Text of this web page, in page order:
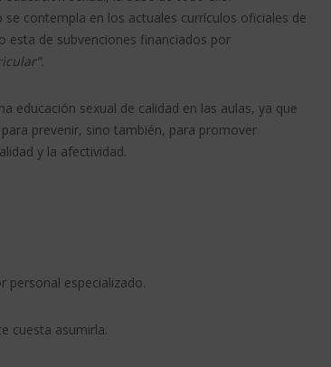
contempla en los actuales currículos oficiales de
esta de subvenciones financiados por
educación sexual de calidad en las aulas, ya que
prevenir, sino también, para promover
y la afectividad.
personal especializado.
cuesta asumirla.